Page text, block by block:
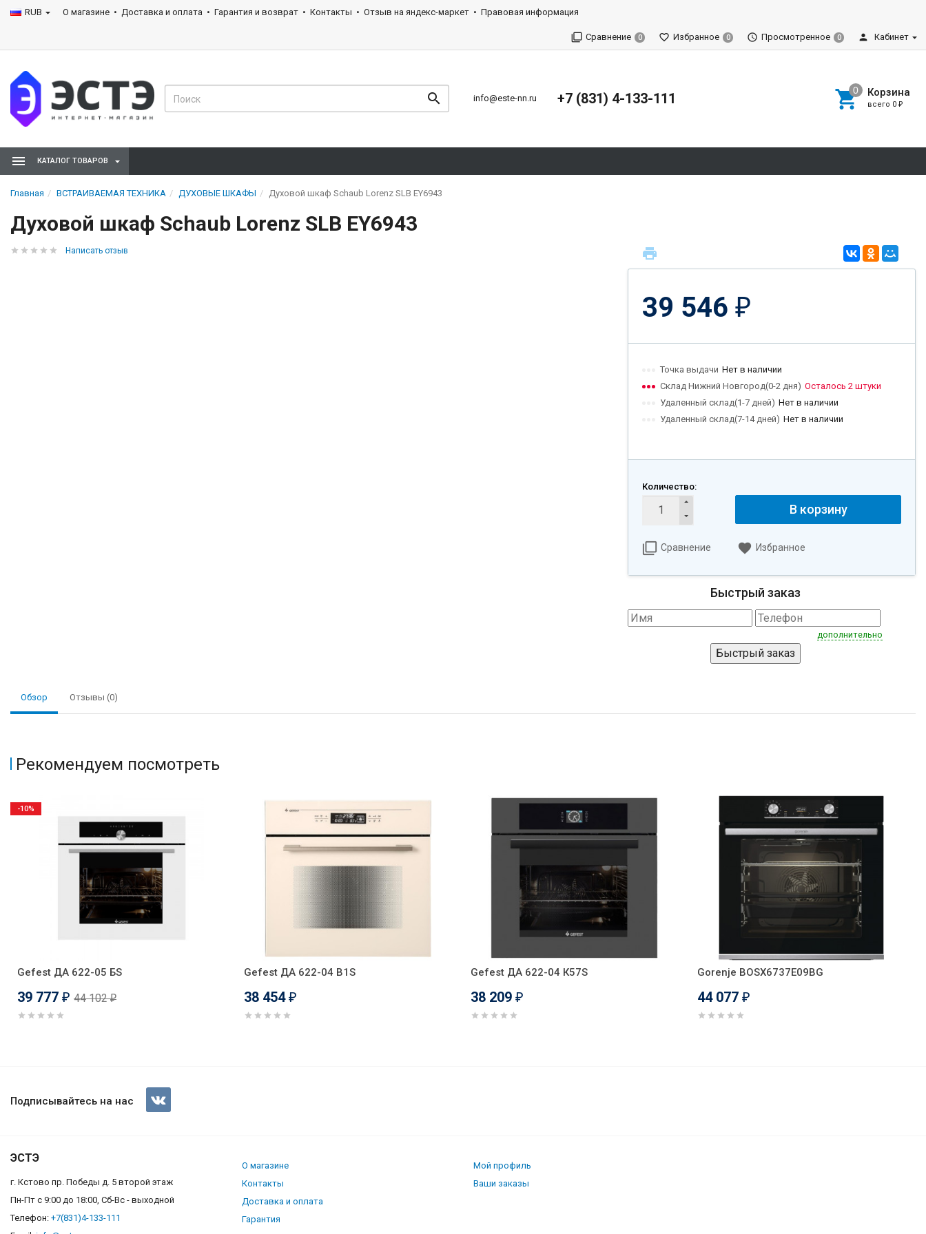
RUB О магазине Доставка и оплата Гарантия и возврат Контакты Отзыв на яндекс-маркет Правовая информация
Сравнение 0 Избранное 0 Просмотренное 0 Кабинет
info@este-nn.ru +7 (831) 4-133-111 Корзина
всего 0 ₽
КАТАЛОГ ТОВАРОВ
Главная ВСТРАИВАЕМАЯ ТЕХНИКА ДУХОВЫЕ ШКАФЫ Духовой шкаф Schaub Lorenz SLB EY6943
Духовой шкаф Schaub Lorenz SLB EY6943
Написать отзыв
39 546 ₽
Точка выдачи Нет в наличии
Склад Нижний Новгород(0-2 дня) Осталось 2 штуки
Удаленный склад(1-7 дней) Нет в наличии
Удаленный склад(7-14 дней) Нет в наличии
Количество:
В корзину
Сравнение Избранное
Быстрый заказ
дополнительно
Обзор Отзывы (0)
Рекомендуем посмотреть
Gefest ДА 622-05 БS
39 777 ₽ 44 102₽
-10%
Gefest ДА 622-04 В1S
38 454 ₽
Gefest ДА 622-04 К57S
38 209 ₽
Gorenje BOSX6737E09BG
44 077 ₽
Духовой шкаф Schaub Lorenz SLB EY6943
Подписывайтесь на нас
ЭСТЭ
г. Кстово пр. Победы д. 5 второй этаж
Пн-Пт с 9:00 до 18:00, Сб-Вс - выходной
Телефон: +7(831)4-133-111
О магазине
Контакты
Доставка и оплата
Гарантия
Мой профиль
Ваши заказы